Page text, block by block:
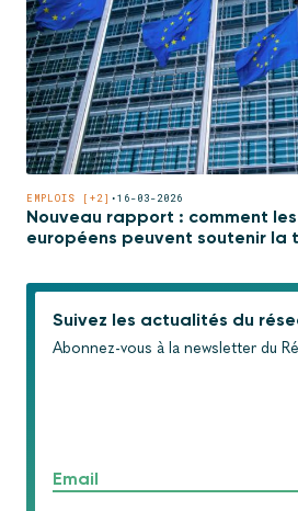
EMPLOIS [+2] •16-03-2026
Nouveau rapport : comment
européens peuvent soutenir la
Suivez les actualités du
Abonnez-vous à la newsletter du
Email